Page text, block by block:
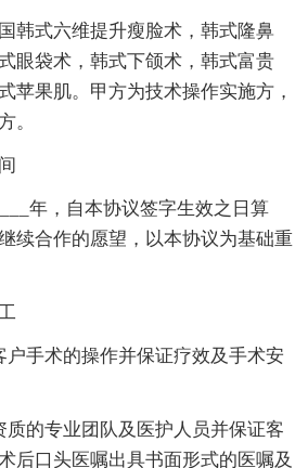
式六维提升瘦脸术，韩式隆鼻
眼袋术，韩式下颌术，韩式富贵
苹果肌。甲方为技术操作实施方，
。
年，自本协议签字生效之日算
续合作的愿望，以本协议为基础重
手术的操作并保证疗效及手术安
的专业团队及医护人员并保证客
后口头医嘱出具书面形式的医嘱及